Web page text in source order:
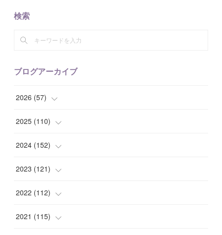
検索
ブログアーカイブ
2026 (57)
( 1)
(10)
(9)
( 7)
( 8 )
2025 (110)
(10)
(7)
( 8)
( 7 )
2024 (152)
(14)
( 15)
( 11)
2023 (121)
( 12)
( 8)
2022 (112)
( 10)
2021 (115)